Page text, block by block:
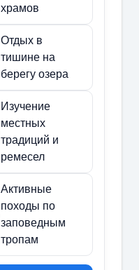
храмов
Отдых в
тишине на
берегу озера
Изучение
местных
традиций и
ремесел
Активные
походы по
заповедным
тропам